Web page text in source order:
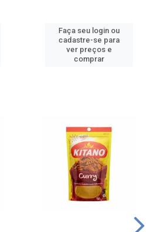
Faça seu login ou
cadastre-se para
ver preços e
comprar